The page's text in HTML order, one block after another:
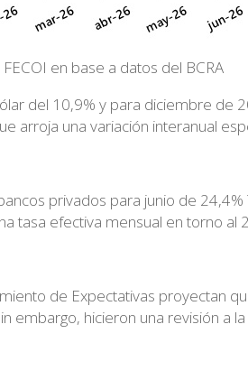
en base a datos del BCRA
del 10,9% y para diciembre de
arroja una variación interanual
privados para junio de 24,4%
tasa efectiva mensual en torno al
de Expectativas proyectan
embargo, hicieron una revisión a